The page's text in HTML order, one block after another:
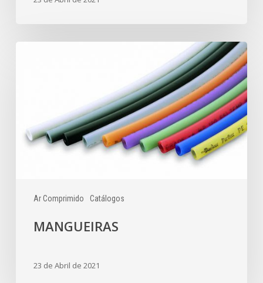
Ar Comprimido Catálogos
MANGUEIRAS
23 de Abril de 2021